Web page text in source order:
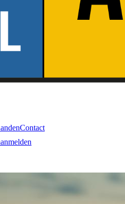
Contact